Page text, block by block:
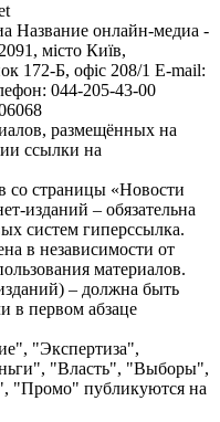
Название онлайн-медиа -
місто Київ,
Б, офіс 208/1 E-mail:
044-205-43-00
размещённых на
ссылки на
со страницы «Новости
изданий – обязательна
систем гиперссылка.
в независимости от
материалов.
– должна быть
в первом абзаце
"Экспертиза",
"Власть", "Выборы",
"Промо" публикуются на